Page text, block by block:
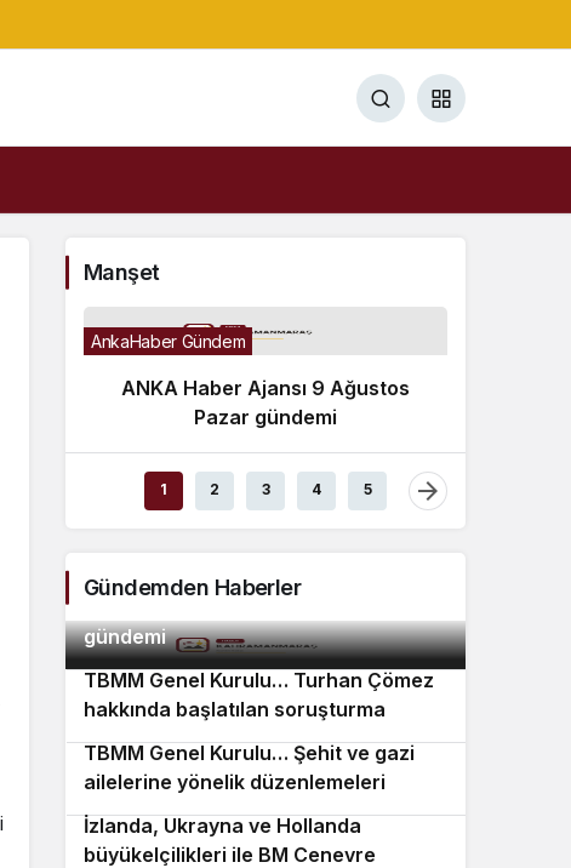
Manşet
AnkaHaber Gündem
ANKA Haber Ajansı 9 Ağustos
Pazar gündemi
1 2 3 4 5
Gündemden Haberler
gündemi
2
TBMM Genel Kurulu… Turhan Çömez
hakkında başlatılan soruşturma
“kürsü dokunulmazlığı” tartışmasına
neden oldu
3
TBMM Genel Kurulu… Şehit ve gazi
ailelerine yönelik düzenlemeleri
içeren kanun teklifinin görüşmeleri
başladı
4
İzlanda, Ukrayna ve Hollanda
büyükelçilikleri ile BM Cenevre
5